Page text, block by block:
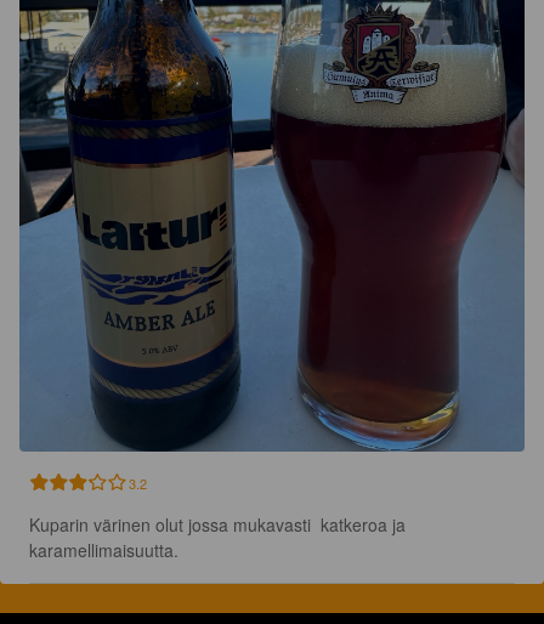
3.2
Kuparin värinen olut jossa mukavasti  katkeroa ja
karamellimaisuutta.